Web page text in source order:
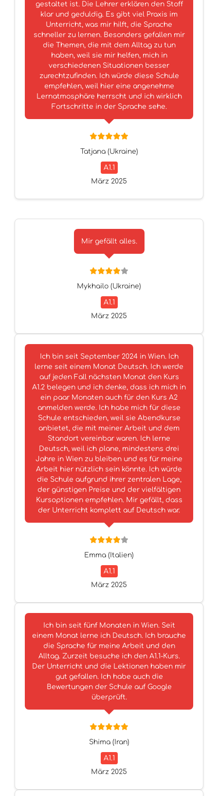
gestaltet ist. Die Lehrer erklären den Stoff
klar und geduldig. Es gibt viel Praxis im
Unterricht, was mir hilft, die Sprache
schneller zu lernen. Besonders gefallen mir
die Themen, die mit dem Alltag zu tun
haben, weil sie mir helfen, mich in
verschiedenen Situationen besser
zurechtzufinden. Ich würde diese Schule
empfehlen, weil hier eine angenehme
Lernatmosphäre herrscht und ich wirklich
Fortschritte in der Sprache sehe.
Tatjana (Ukraine)
A1.1
März 2025
Mir gefällt alles.
Mykhailo (Ukraine)
A1.1
März 2025
Ich bin seit September 2024 in Wien. Ich
lerne seit einem Monat Deutsch. Ich werde
auf jeden Fall nächsten Monat den Kurs
A1.2 belegen und ich denke, dass ich mich in
ein paar Monaten auch für den Kurs A2
anmelden werde. Ich habe mich für diese
Schule entschieden, weil sie Abendkurse
anbietet, die mit meiner Arbeit und dem
Standort vereinbar waren. Ich lerne
Deutsch, weil ich plane, mindestens drei
Jahre in Wien zu bleiben und es für meine
Arbeit hier nützlich sein könnte. Ich würde
die Schule aufgrund ihrer zentralen Lage,
der günstigen Preise und der vielfältigen
Kursoptionen empfehlen. Mir gefällt, dass
der Unterricht komplett auf Deutsch war.
Emma (Italien)
A1.1
März 2025
Ich bin seit fünf Monaten in Wien. Seit
einem Monat lerne ich Deutsch. Ich brauche
die Sprache für meine Arbeit und den
Alltag. Zurzeit besuche ich den A1.1-Kurs.
Der Unterricht und die Lektionen haben mir
gut gefallen. Ich habe auch die
Bewertungen der Schule auf Google
überprüft.
Shima (Iran)
A1.1
März 2025